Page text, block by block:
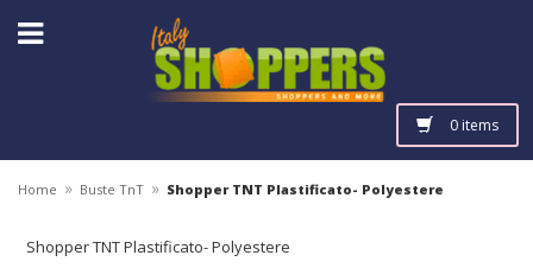
0 items
Home » Buste TnT » Shopper TNT Plastificato- Polyestere
Shopper TNT Plastificato- Polyestere